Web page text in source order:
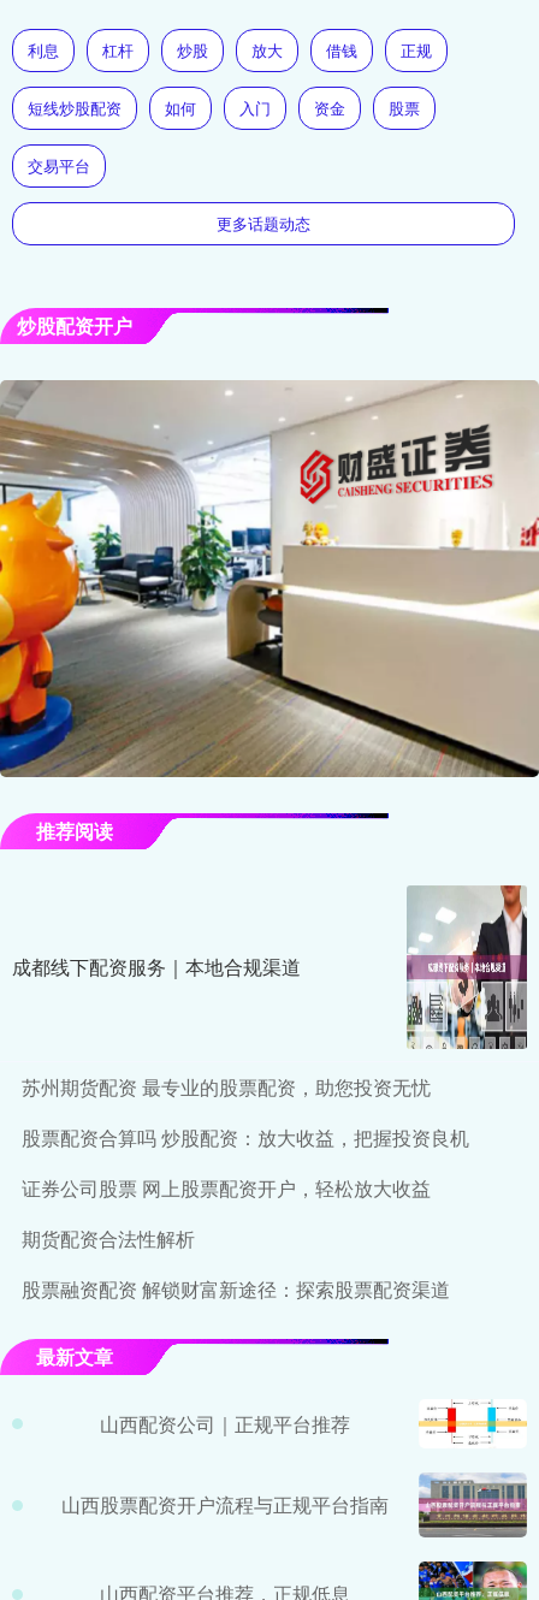
利息 杠杆 炒股 放大 借钱 正规
短线炒股配资 如何 入门 资金 股票
交易平台
更多话题动态
炒股配资开户
推荐阅读
成都线下配资服务｜本地合规渠道
苏州期货配资 最专业的股票配资，助您投资无忧
股票配资合算吗 炒股配资：放大收益，把握投资良机
证券公司股票 网上股票配资开户，轻松放大收益
期货配资合法性解析
股票融资配资 解锁财富新途径：探索股票配资渠道
最新文章
山西配资公司｜正规平台推荐
山西股票配资开户流程与正规平台指南
山西配资平台推荐，正规低息